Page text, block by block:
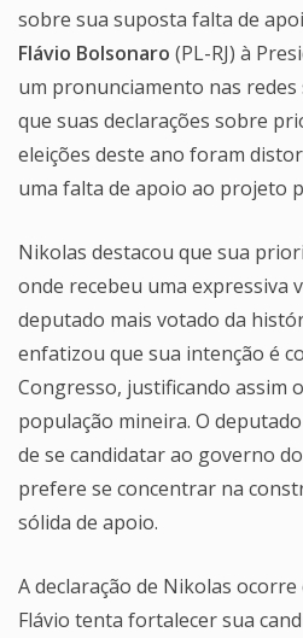
sobre sua suposta falta de
Flávio Bolsonaro (PL-RJ) à
um pronunciamento nas
que suas declarações sobre
eleições deste ano foram
uma falta de apoio ao projeto
Nikolas destacou que sua
onde recebeu uma expressiva
deputado mais votado da
enfatizou que sua intenção é
Congresso, justificando assim
população mineira. O
de se candidatar ao governo
prefere se concentrar na
sólida de apoio.
A declaração de Nikolas
Flávio tenta fortalecer sua